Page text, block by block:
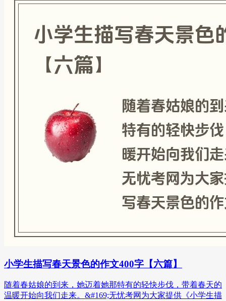
小学生描写春天景色的作文400字【六篇】
随着春姑娘的到来，她迈着她那特有的轻快步伐，带着春天的
温暖开始向我们走来。&#169;无忧考网为大家提供《小学生描